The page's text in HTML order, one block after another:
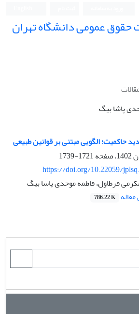
حقوق عمومی دانشگاه تهران
پاشا بیگ
حاکمیت؛ الگویی مبتنی بر قوانین طبیعی
1721-1739
https://doi.org/10.22059/
قرطاول، فاطمه موحدی پاشا بیگ
786.22 K